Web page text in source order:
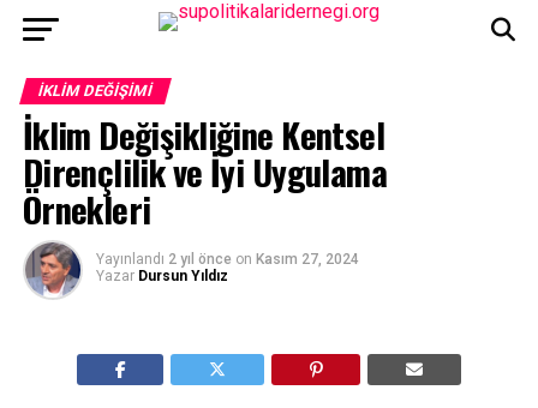
İKLIM DEĞIŞIMI
İklim Değişikliğine Kentsel
Dirençlilik ve İyi Uygulama
Örnekleri
Yayınlandı 2 yıl önce on Kasım 27, 2024
Yazar Dursun Yıldız